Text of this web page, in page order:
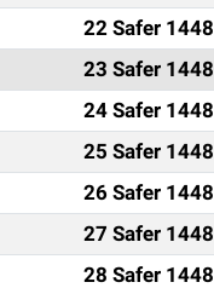
22 Safer 1448
23 Safer 1448
24 Safer 1448
25 Safer 1448
26 Safer 1448
27 Safer 1448
28 Safer 1448